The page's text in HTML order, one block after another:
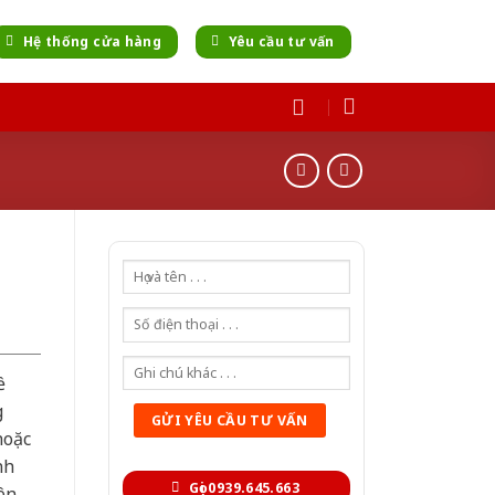
Hệ thống cửa hàng Yêu cầu tư vấn
Gọi 0939.645.663